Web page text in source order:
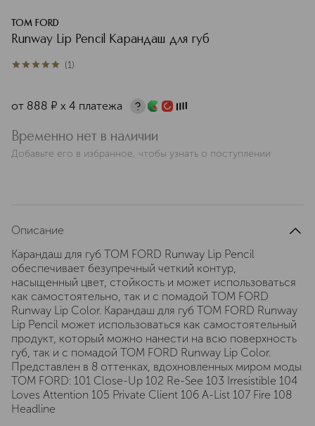
TOM FORD
Runway Lip Pencil Карандаш для губ
5из 51 (1)
от 888 ¤ х 4 платежа
Временно нет в наличии
Добавьте его в избранное, чтобы узнать о поступлении
Описание
Карандаш для губ TOM FORD Runway Lip Pencil
обеспечивает безупречный четкий контур,
насыщенный цвет, стойкость и может использоваться
как самостоятельно, так и с помадой TOM FORD
Runway Lip Color. Карандаш для губ TOM FORD Runway
Lip Pencil может использоваться как самостоятельный
продукт, который можно нанести на всю поверхность
губ, так и с помадой TOM FORD Runway Lip Color.
Представлен в 8 оттенках, вдохновленных миром моды
TOM FORD: 101 Close-Up 102 Re-See 103 Irresistible 104
Loves Attention 105 Private Client 106 A-List 107 Fire 108
Headline